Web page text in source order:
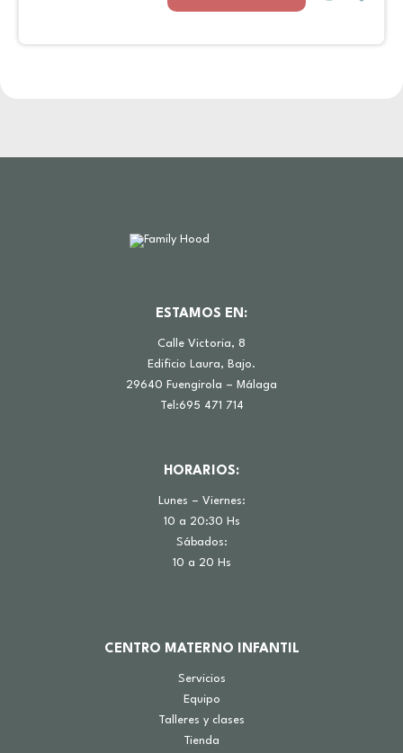
ESTAMOS EN:
Calle Victoria, 8
Edificio Laura, Bajo.
29640 Fuengirola – Málaga
Tel:695 471 714
HORARIOS:
Lunes – Viernes:
10 a 20:30 Hs
Sábados:
10 a 20 Hs
CENTRO MATERNO INFANTIL
Servicios
Equipo
Talleres y clases
Tienda